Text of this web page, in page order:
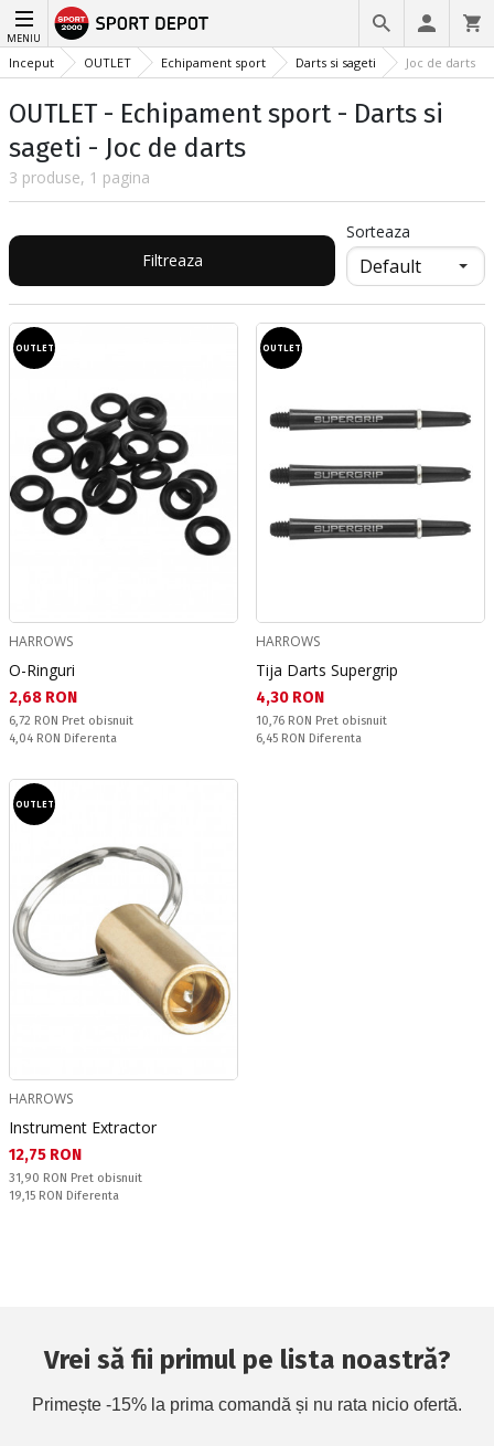
MENIU
Inceput OUTLET Echipament sport Darts si sageti Joc de darts
OUTLET - Echipament sport - Darts si
sageti - Joc de darts
3 produse, 1 pagina
Filtreaza
Sorteaza
OUTLET
HARROWS
O-Ringuri
Текуща цена:
2,68 RON
Pret obisnuit:
6,72 RON Pret obisnuit
Спестявате:
4,04 RON Diferenta
OUTLET
HARROWS
Tija Darts Supergrip
Текуща цена:
4,30 RON
Pret obisnuit:
10,76 RON Pret obisnuit
Спестявате:
6,45 RON Diferenta
OUTLET
HARROWS
Instrument Extractor
Текуща цена:
12,75 RON
Pret obisnuit:
31,90 RON Pret obisnuit
Спестявате:
19,15 RON Diferenta
Vrei să fii primul pe lista noastră?
Primește -15% la prima comandă și nu rata nicio ofertă.